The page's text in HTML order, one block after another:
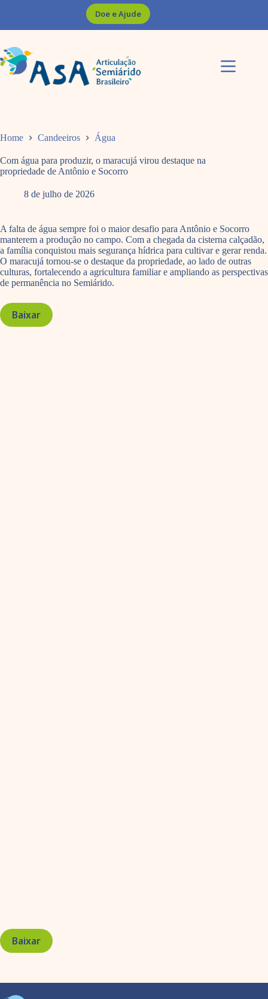
Doe e Ajude
Home Candeeiros Água
Com água para produzir, o maracujá virou destaque na
propriedade de Antônio e Socorro
8 de julho de 2026
A falta de água sempre foi o maior desafio para Antônio e Socorro
manterem a produção no campo. Com a chegada da cisterna calçadão,
a família conquistou mais segurança hídrica para cultivar e gerar renda.
O maracujá tornou-se o destaque da propriedade, ao lado de outras
culturas, fortalecendo a agricultura familiar e ampliando as perspectivas
de permanência no Semiárido.
Baixar
Baixar